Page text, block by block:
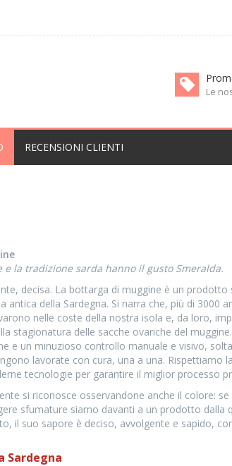
Le
RECENSIONI CLIENTI
e la tradizione sarda hanno il gusto Smeralda.
decisa. La bottarga di muggine è un prodotto
antica della Sardegna. Si narra che, più di 3000
nelle coste della nostra isola e, da loro,
stagionatura delle sacche ovariche del
e un minuzioso controllo manuale e visivo,
lavorate con cura, una a una. Rispettiamo
tecnologie per garantire il miglior processo
si riconosce osservandone anche il colore:
sfumature siamo davanti a un prodotto dalla
il suo sapore è deciso, avvolgente e sapido,
Sardegna